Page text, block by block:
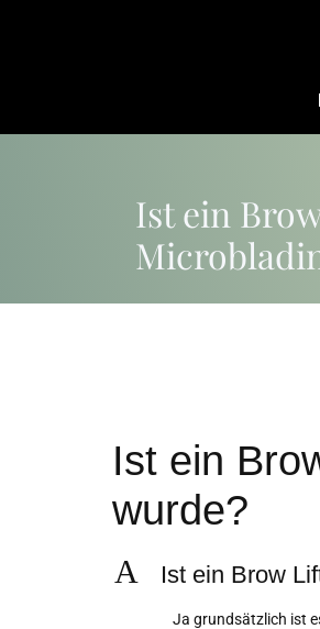
Ist ein
Ist ein
wurde?
A Ist ein Brow
Ja grundsätzlich ist